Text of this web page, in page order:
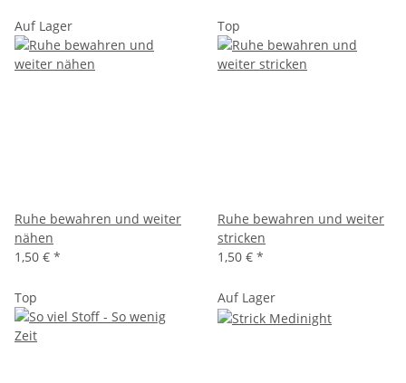
Auf Lager
Ruhe bewahren und weiter
nähen
1,50 € *
Top
Ruhe bewahren und weiter
stricken
1,50 € *
Top Auf Lager